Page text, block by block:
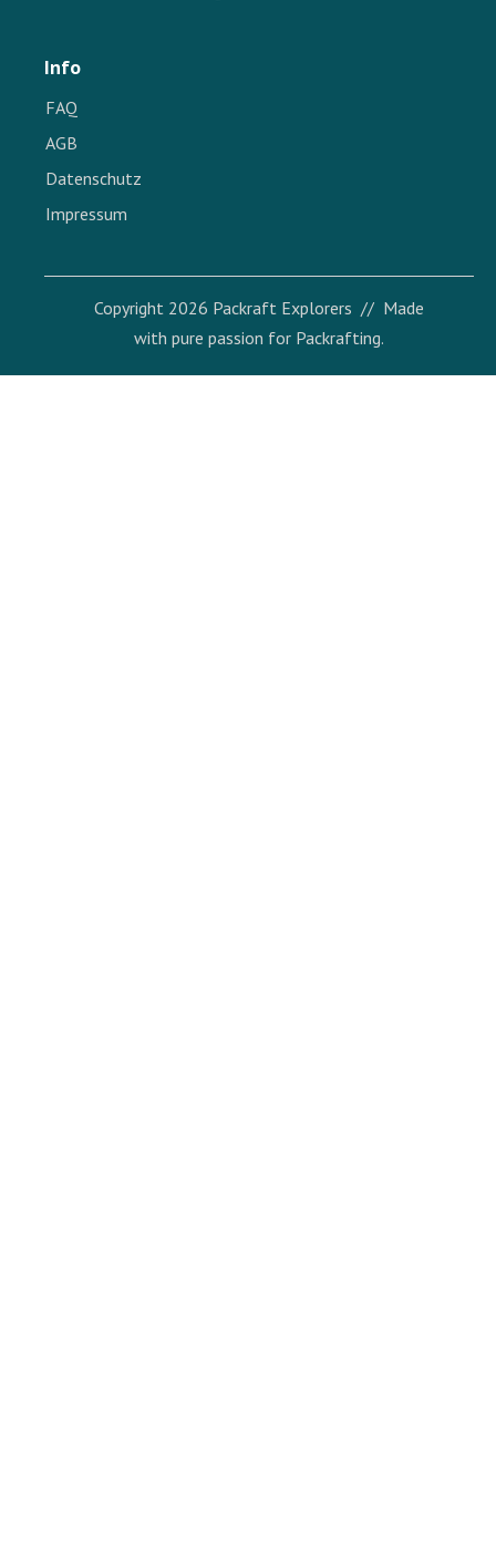
Info
FAQ
AGB
Datenschutz
Impressum
Copyright 2026 Packraft Explorers // Made
with pure passion for Packrafting.